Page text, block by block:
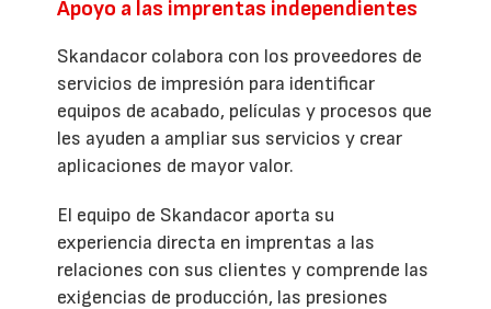
Apoyo a las imprentas independientes
Skandacor colabora con los proveedores de
servicios de impresión para identificar
equipos de acabado, películas y procesos que
les ayuden a ampliar sus servicios y crear
aplicaciones de mayor valor.
El equipo de Skandacor aporta su
experiencia directa en imprentas a las
relaciones con sus clientes y comprende las
exigencias de producción, las presiones